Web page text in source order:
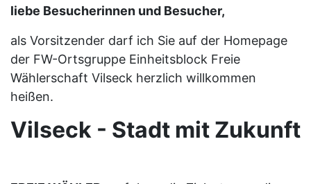
liebe Besucherinnen und Besucher,
als Vorsitzender darf ich Sie auf der Homepage
der FW-Ortsgruppe Einheitsblock Freie
Wählerschaft Vilseck herzlich willkommen
heißen.
Vilseck - Stadt mit Zukunft